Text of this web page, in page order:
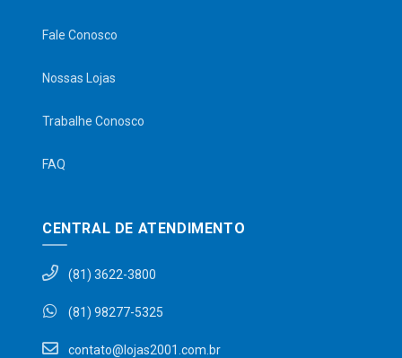
Fale Conosco
Nossas Lojas
Trabalhe Conosco
FAQ
CENTRAL DE ATENDIMENTO
(81) 3622-3800
(81) 98277-5325
contato@lojas2001.com.br